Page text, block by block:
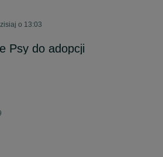
o 13:03
Psy do adopcji